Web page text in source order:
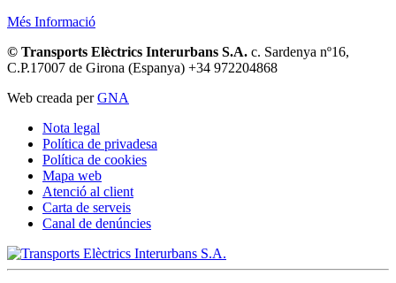
Més Informació
© Transports Elèctrics Interurbans S.A. c. Sardenya nº16,
C.P.17007 de Girona (Espanya) +34 972204868
Web creada perGNA
Nota legal
Política de privadesa
Política de cookies
Mapa web
Atenció al client
Carta de serveis
Canal de denúncies